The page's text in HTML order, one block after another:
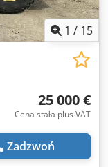
1 / 15
25 000 €
Cena stała plus VAT
Zadzwoń